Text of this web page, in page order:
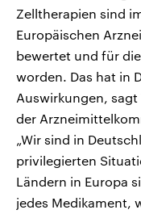
Zelltherapien sind
Europäischen
bewertet und für
worden. Das hat in
Auswirkungen,
der
„Wir sind in
privilegierten
Ländern in Europa
jedes Medikament,